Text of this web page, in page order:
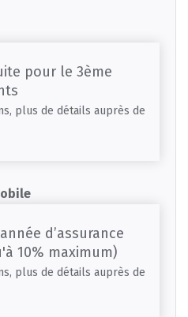
pour le 3ème
plus de détails auprès de
d’assurance
10% maximum)
plus de détails auprès de